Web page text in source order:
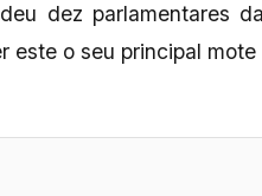
dez parlamentares
este o seu principal